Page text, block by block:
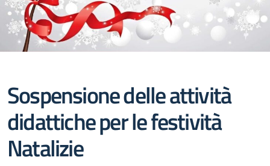
Sospensione delle attività
didattiche per le festività
Natalizie